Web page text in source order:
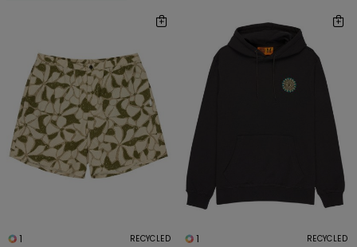
1 RECYCLED 1 RECYCLED